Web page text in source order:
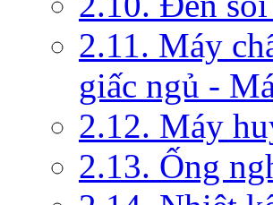
2.11. Máy
giấc ngủ -
2.12. Máy
2.13. Ống